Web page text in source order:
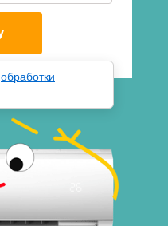
обработки